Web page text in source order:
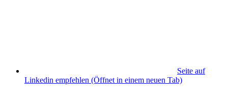
Seite auf
Linkedin empfehlen (Öffnet in einem neuen Tab)